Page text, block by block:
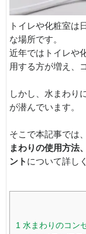
トイレや化粧室は
な場所です。
近年ではトイレや
用する方が増え、
しかし、水まわり
が潜んでいます。
そこで本記事では、
まわりの使用方法
ント について詳し
1 水まわりのコン